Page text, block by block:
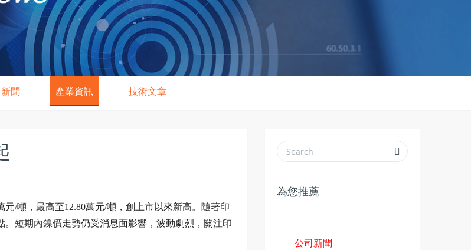
聞 產業資訊 技術文章
/噸，最高至12.80萬元/噸，創上市以來新高。隨著印
短期內鎳價走勢仍受消息面影響，波動劇烈，關注印
為您推薦
公司新聞